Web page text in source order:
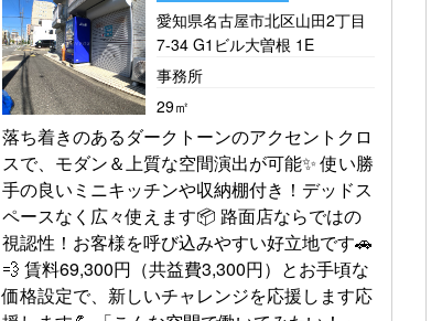
愛知県名古屋市北区山田2丁目
7-34 G1ビル大曽根 1E
事務所
29㎡
落ち着きのあるダークトーンのアクセントクロ
スで、モダン＆上質な空間演出が可能✨ 使い勝
手の良いミニキッチンや収納棚付き！デッドス
ペースなく広々使えます📦 路面店ならではの
視認性！お客様を呼び込みやすい好立地です🚗
💨 賃料69,300円（共益費3,300円）とお手頃な
価格設定で、新しいチャレンジを応援します応